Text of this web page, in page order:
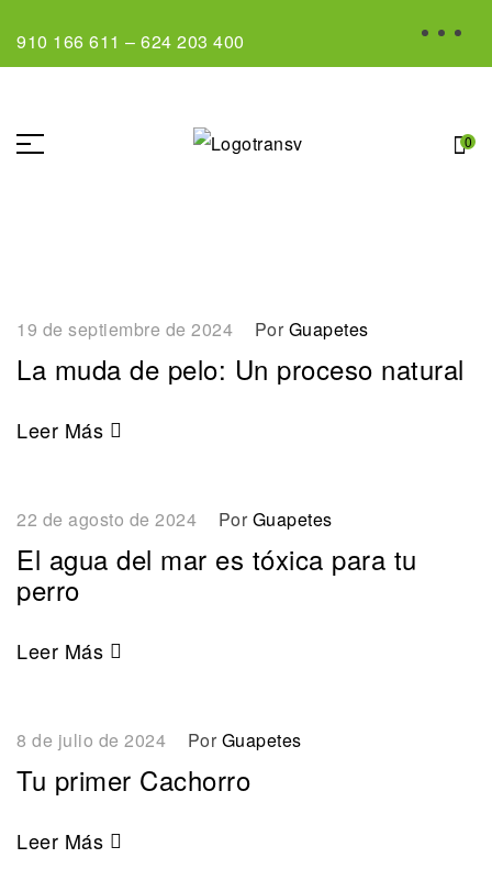
910 166 611 – 624 203 400
0
19 de septiembre de 2024 Por Guapetes
La muda de pelo: Un proceso natural
Leer Más
22 de agosto de 2024 Por Guapetes
El agua del mar es tóxica para tu
perro
Leer Más
8 de julio de 2024 Por Guapetes
Tu primer Cachorro
Leer Más